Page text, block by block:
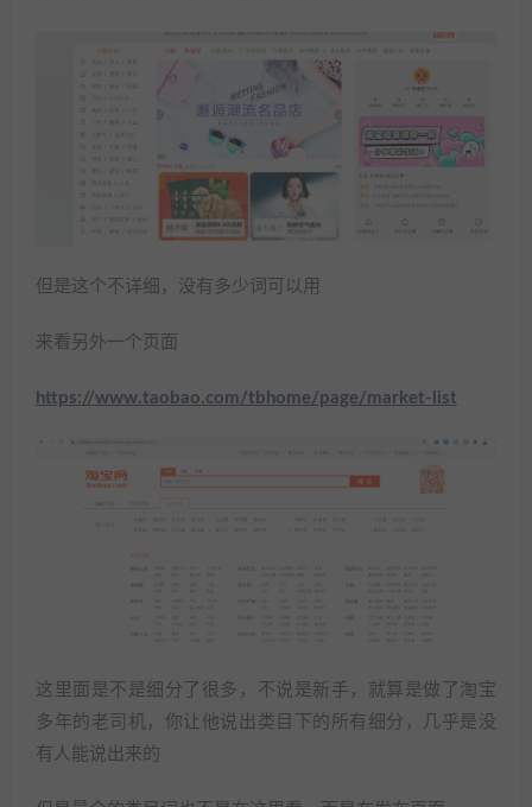
但是这个不详细，没有多少词可以用
来看另外一个页面
https://www.taobao.com/tbhome/page/market-list
这里面是不是细分了很多，不说是新手，就算是做了淘宝
多年的老司机，你让他说出类目下的所有细分，几乎是没
有人能说出来的